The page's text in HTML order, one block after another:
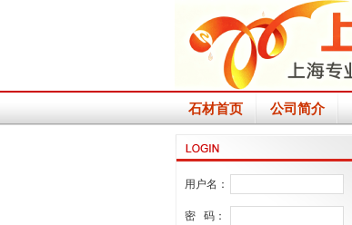
石材首页 公司简介
用户名：
密 码：